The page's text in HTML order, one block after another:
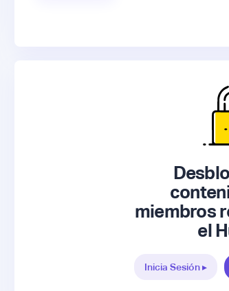
miembros
el
Inicia Sesión ▸